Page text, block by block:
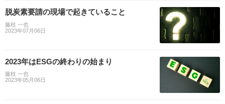
脱炭素要請の現場で起きていること
藤枝 一也
2023年07月06日
2023年はESGの終わりの始まり
藤枝 一也
2023年05月06日